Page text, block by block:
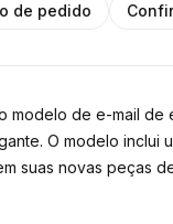
de pedido
modelo de e-mail
O modelo inclui
suas novas peças